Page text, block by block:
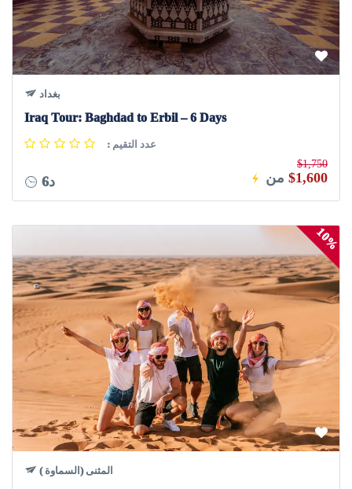
بغداد
Iraq Tour: Baghdad to Erbil – 6 Days
: عدد التقيم
6د من
$1,750
$1,600
10%
المثنى (السماوة )